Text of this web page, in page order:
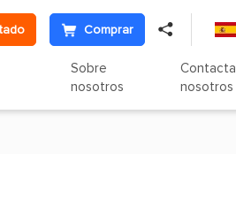
Comprar 
Sobre
nosotros
Contacta
nosotros